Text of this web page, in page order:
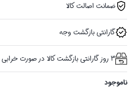
ضمانت اصالت کالا
گارانتی بازگشت وجه
3 روز گارانتی بازگشت کالا در صورت خرابی
ناموجود